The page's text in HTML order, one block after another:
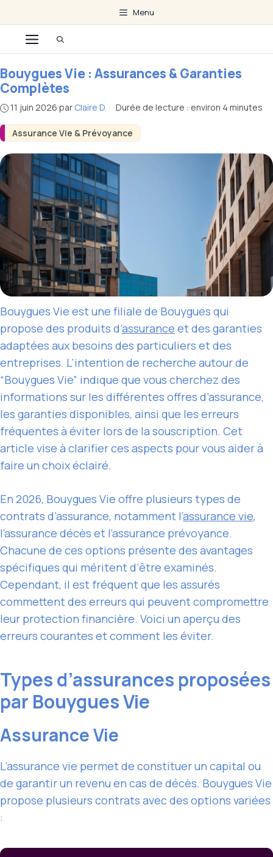
au
contenu
Menu
Menu
Assurance Vie & Prévoyance
Bouygues Vie : Assurances & Garanties
Complètes
11 juin 2026 par Claire D. · Durée de lecture : environ 4 minutes
Bouygues Vie est une filiale de Bouygues qui
propose des produits d’assurance et des garanties
adaptées aux besoins des particuliers et des
entreprises. L’intention de recherche autour de
“Bouygues Vie” indique que vous cherchez des
informations sur les différentes offres d’assurance,
les garanties disponibles, ainsi que les erreurs
fréquentes à éviter lors de la souscription. Cet
article vise à clarifier ces aspects pour vous aider à
faire un choix éclairé.
En 2026, Bouygues Vie offre plusieurs types de
contrats d’assurance, notamment l’assurance vie,
l’assurance décès et l’assurance prévoyance.
Chacune de ces options présente des avantages
spécifiques qui méritent d’être examinés.
Cependant, il est fréquent que les assurés
commettent des erreurs qui peuvent compromettre
leur protection financière. Voici un aperçu des
erreurs courantes et comment les éviter.
Types d’assurances proposées
par Bouygues Vie
Assurance Vie
L’assurance vie permet de constituer un capital ou
de garantir un revenu en cas de décès. Bouygues Vie
propose plusieurs contrats avec des options variées
: